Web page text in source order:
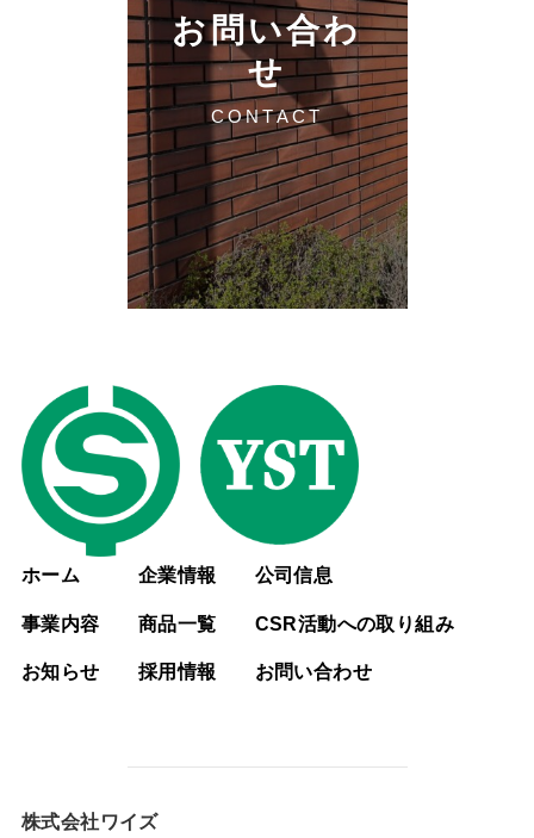
お問い合わ
せ
CONTACT
ホーム 企業情報 公司信息
事業内容 商品一覧 CSR活動への取り組み
お知らせ 採用情報 お問い合わせ
株式会社ワイズ